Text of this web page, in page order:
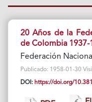
20 Años de la
de Colombia 1937-
Federación
Publicado: 1958-01-30
DOI: https://doi.org/